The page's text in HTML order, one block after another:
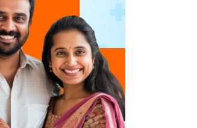
Search